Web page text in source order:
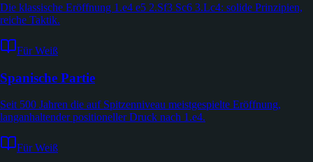
Die klassische Eröffnung 1.e4 e5 2.Sf3 Sc6 3.Lc4: solide Prinzipien,
reiche Taktik.
Für Weiß
Spanische Partie
Seit 500 Jahren die auf Spitzenniveau meistgespielte Eröffnung,
langanhaltender positioneller Druck nach 1.e4.
Für Weiß